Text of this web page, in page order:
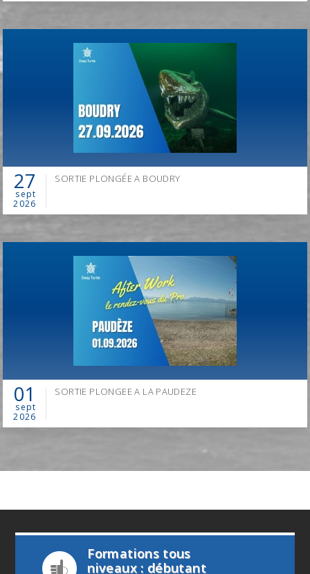
27
sept
2026
SORTIE PLONGÉE A BOUDRY
01
sept
2026
SORTIE PLONGEE A LA PAUDEZE
Formations tous
niveaux : débutant
Information àinfo@deep-turtle.com